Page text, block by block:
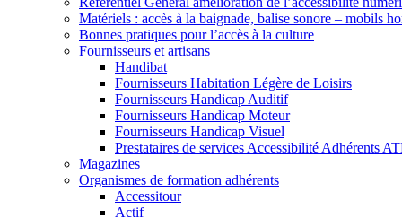
Matériels : accès à la baignade, balise sonore – mobils
Bonnes pratiques pour l’accès à la culture
Fournisseurs et artisans
Handibat
Fournisseurs Habitation Légère de Loisirs
Fournisseurs Handicap Auditif
Fournisseurs Handicap Moteur
Fournisseurs Handicap Visuel
Prestataires de services Accessibilité Adhérents
Magazines
Organismes de formation adhérents
Accessitour
Actif